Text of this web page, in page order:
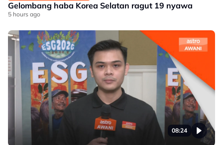
Gelombang haba Korea Selatan ragut 19 nyawa
5 hours ago
08:24